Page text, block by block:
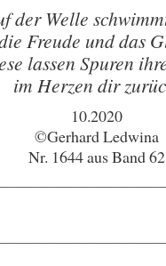
der Welle
Freude und das
lassen Spuren
im Herzen dir
10.2020
©Gerhard Ledwina
Nr. 1644 aus Band 62